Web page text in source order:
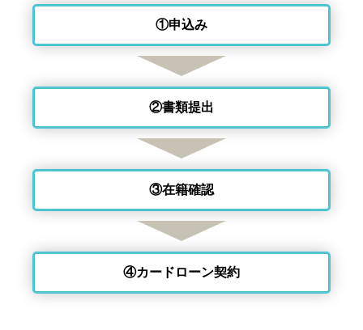
①申込み
②書類提出
③在籍確認
④カードローン契約